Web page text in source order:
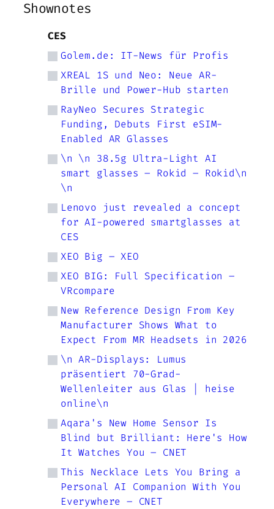
Shownotes
CES
Golem.de: IT-News für Profis
XREAL 1S und Neo: Neue AR-
Brille und Power-Hub starten
RayNeo Secures Strategic
Funding, Debuts First eSIM-
Enabled AR Glasses
\n \n 38.5g Ultra-Light AI
smart glasses – Rokid – Rokid\n
\n
Lenovo just revealed a concept
for AI-powered smartglasses at
CES
XEO Big – XEO
XEO BIG: Full Specification –
VRcompare
New Reference Design From Key
Manufacturer Shows What to
Expect From MR Headsets in 2026
\n AR-Displays: Lumus
präsentiert 70-Grad-
Wellenleiter aus Glas | heise
online\n
Aqara's New Home Sensor Is
Blind but Brilliant: Here's How
It Watches You – CNET
This Necklace Lets You Bring a
Personal AI Companion With You
Everywhere – CNET